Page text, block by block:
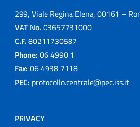
299, Viale Regina Elena, 00161 –
VAT No. 03657731000
C.F. 80211730587
Phone: 06 4990 1
Fax: 06 4938 7118
PEC: protocollo.centrale@pec.iss.it
PRIVACY